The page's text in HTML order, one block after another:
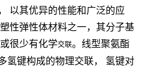
以其优异的性能和广泛的应
性弹性体材料之一，其分子基
很少有化学交联。线型聚氨酯
氢键构成的物理交联，
氢键对